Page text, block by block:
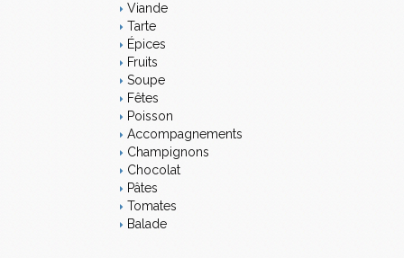
Viande
Tarte
Épices
Fruits
Soupe
Fêtes
Poisson
Accompagnements
Champignons
Chocolat
Pâtes
Tomates
Balade